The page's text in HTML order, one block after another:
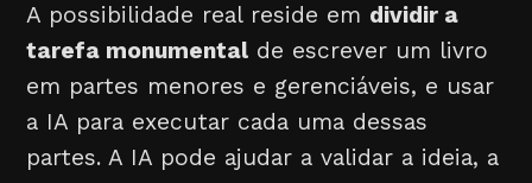
A possibilidade real reside em dividir a
tarefa monumental de escrever um livro
em partes menores e gerenciáveis, e usar
a IA para executar cada uma dessas
partes. A IA pode ajudar a validar a ideia, a